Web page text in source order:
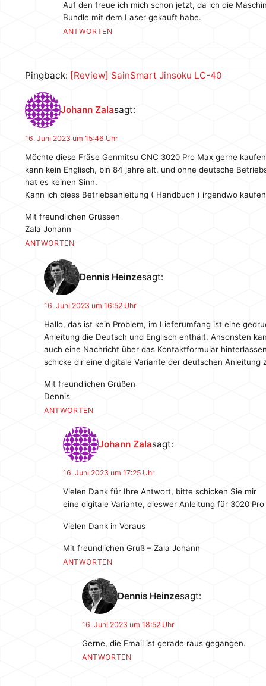
Auf den freue ich mich schon jetzt, da ich die
Bundle mit dem Laser gekauft habe.
ANTWORTEN
Pingback: [Review] SainSmart Jinsoku LC-40
Johann Zalasagt:
16. Juni 2023 um 15:46 Uhr
Möchte diese Fräse Genmitsu CNC 3020 Pro Max gerne
kann kein Englisch, bin 84 jahre alt. und ohne deutsche
hat es keinen Sinn.
Kann ich diess Betriebsanleitung ( Handbuch ) irgendwo
Mit freundlichen Grüssen
Zala Johann
ANTWORTEN
Dennis Heinzesagt:
16. Juni 2023 um 16:52 Uhr
Hallo, das ist kein Problem, im Lieferumfang ist eine
Anleitung die Deutsch und Englisch enthält. Ansonsten
auch eine Nachricht über das Kontaktformular
schicke dir eine digitale Variante der deutschen Anleitung
Mit freundlichen Grüßen
Dennis
ANTWORTEN
Johann Zalasagt:
16. Juni 2023 um 17:25 Uhr
Vielen Dank für Ihre Antwort, bitte schicken Sie mir
eine digitale Variante, dieswer Anleitung für 3020 Pro
Vielen Dank in Voraus
Mit freundlichen Gruß – Zala Johann
ANTWORTEN
Dennis Heinzesagt:
16. Juni 2023 um 18:52 Uhr
Gerne, die Email ist gerade raus gegangen.
ANTWORTEN